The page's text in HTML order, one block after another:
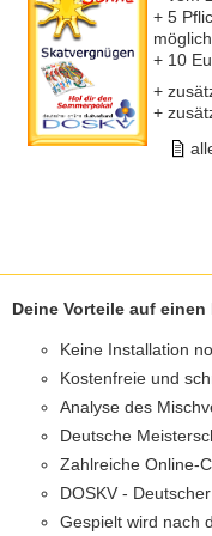
+ 5
+ 10
+
+
Deine Vorteile auf einen
Keine Installation
Kostenfreie und
Analyse des
Deutsche
Zahlreiche Online-
DOSKV -
Gespielt wird nach